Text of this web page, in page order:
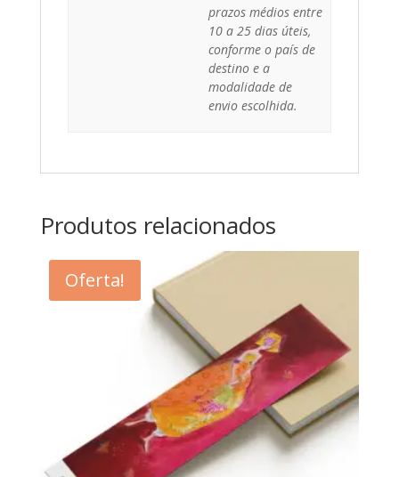
prazos médios entre
10 a 25 dias úteis,
conforme o país de
destino e a
modalidade de
envio escolhida.
Produtos relacionados
Oferta!